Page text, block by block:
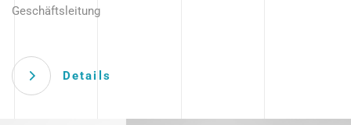
Geschäftsleitung
Details